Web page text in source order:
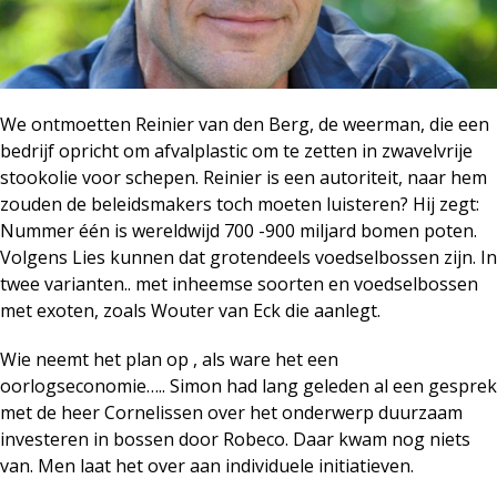
We ontmoetten Reinier van den Berg, de weerman, die een
bedrijf opricht om afvalplastic om te zetten in zwavelvrije
stookolie voor schepen. Reinier is een autoriteit, naar hem
zouden de beleidsmakers toch moeten luisteren? Hij zegt:
Nummer één is wereldwijd 700 -900 miljard bomen poten.
Volgens Lies kunnen dat grotendeels voedselbossen zijn. In
twee varianten.. met inheemse soorten en voedselbossen
met exoten, zoals Wouter van Eck die aanlegt.
Wie neemt het plan op , als ware het een
oorlogseconomie….. Simon had lang geleden al een gesprek
met de heer Cornelissen over het onderwerp duurzaam
investeren in bossen door Robeco. Daar kwam nog niets
van. Men laat het over aan individuele initiatieven.